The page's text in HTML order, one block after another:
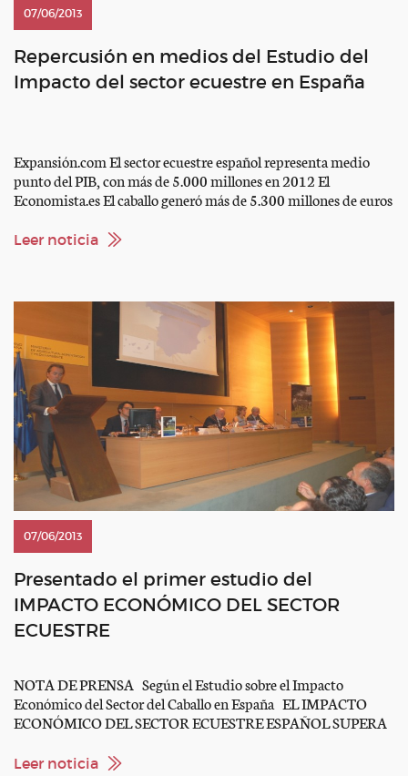
07/06/2013
Repercusión en medios del Estudio del
Impacto del sector ecuestre en España
Expansión.com El sector ecuestre español representa medio
punto del PIB, con más de 5.000 millones en 2012 El
Economista.es El caballo generó más de 5.300 millones de euros
del sector ecuestre español supera los 5.000 millones de euros
Leer noticia
07/06/2013
Presentado el primer estudio del
IMPACTO ECONÓMICO DEL SECTOR
ECUESTRE
NOTA DE PRENSA Según el Estudio sobre el Impacto
Económico del Sector del Caballo en España EL IMPACTO
ECONÓMICO DEL SECTOR ECUESTRE ESPAÑOL SUPERA
primer estudio transversal que muestra la transcendencia
Leer noticia